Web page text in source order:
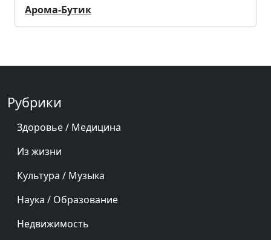
Арома-Бутик
Рубрики
Здоровье / Медицина
Из жизни
Культура / Музыка
Наука / Образование
Недвижимость